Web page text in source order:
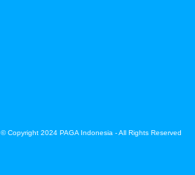
© Copyright 2024 PAGA Indonesia - All Rights Reserved